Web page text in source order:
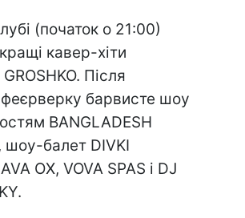
(початок о 21:00)
кавер-хіти
Після
феєрверку барвисте шоу
BANGLADESH
шоу-балет DIVKI
OX, VOVA SPAS і DJ